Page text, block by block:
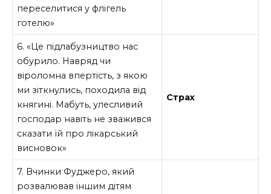
переселитися у флігель
готелю»
6. «Це підлабузництво нас
обурило. Навряд чи
віроломна впертість, з якою
ми зіткнулись, походила від
княгині. Мабуть, улесливий
господар навіть не зважився
сказати їй про лікарський
висновок»
Страх
7. Вчинки Фуджеро, який
розвалював іншим дітям